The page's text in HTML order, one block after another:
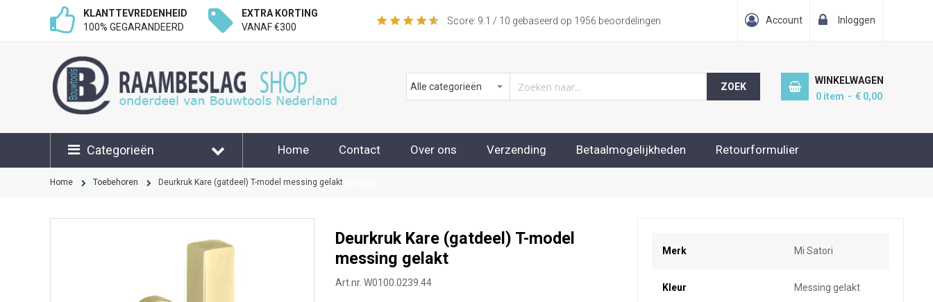
KLANTTEVREDENHEID
100% GEGARANDEERD
EXTRA KORTING
VANAF €300
Score: 9.1 / 10 gebaseerd op 1956 beoordelingen Account Inloggen
ZOEK
WINKELWAGEN
0 item € 0,00
Categorieën Home Contact Over ons Verzending Betaalmogelijkheden Retourformulier
Klantbeoordelingen
Home Toebehoren Deurkruk Kare (gatdeel) T-model messing gelakt
Deurkruk Kare (gatdeel) T-model
messing gelakt
Art.nr. W0100.0239.44
informatie
Merk Mi Satori
Kleur Messing gelakt